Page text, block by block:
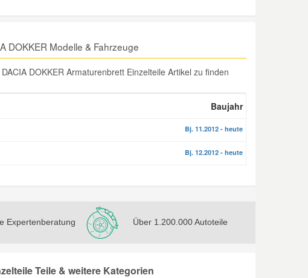
DOKKER Modelle & Fahrzeuge
DOKKER Armaturenbrett Einzelteile Artikel zu finden
Baujahr
Bj. 11.2012 - heute
Bj. 12.2012 - heute
Expertenberatung Über 1.200.000 Autoteile
Teile & weitere Kategorien